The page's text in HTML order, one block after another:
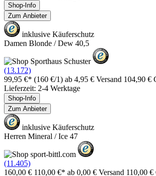
Shop-Info
Zum Anbieter
inklusive Käuferschutz
Damen Blonde / Dew 40,5
(13.172)
99,95 €* (160 €/1) ab 4,95 € Versand 104,90 €
Lieferzeit: 2-4 Werktage
Shop-Info
Zum Anbieter
inklusive Käuferschutz
Herren Mineral / Ice 47
(11.405)
160,00 € 110,00 €* ab 0,00 € Versand 110,00 €